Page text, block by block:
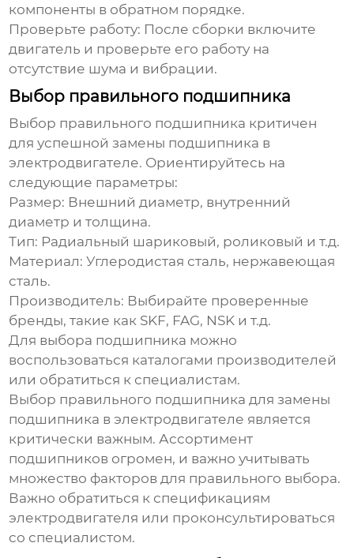
компоненты в обратном порядке.
Проверьте работу: После сборки включите
двигатель и проверьте его работу на
отсутствие шума и вибрации.
Выбор правильного подшипника
Выбор правильного подшипника критичен
для успешнойзамены подшипника в
электродвигателе. Ориентируйтесь на
следующие параметры:
Размер: Внешний диаметр, внутренний
диаметр и толщина.
Тип: Радиальный шариковый, роликовый и т.д.
Материал: Углеродистая сталь, нержавеющая
сталь.
Производитель: Выбирайте проверенные
бренды, такие как SKF, FAG, NSK и т.д.
Для выбора подшипника можно
воспользоваться каталогами производителей
или обратиться к специалистам.
Выбор правильного подшипника длязамены
подшипника в электродвигателе является
критически важным. Ассортимент
подшипников огромен, и важно учитывать
множество факторов для правильного выбора.
Важно обратиться к спецификациям
электродвигателя или проконсультироваться
со специалистом.